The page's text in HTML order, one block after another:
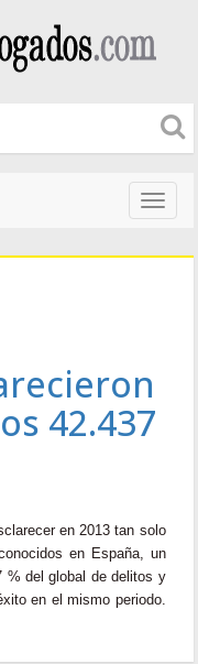
42.437
en 2013 tan solo
en España, un
% del global de delitos y
en el mismo periodo.